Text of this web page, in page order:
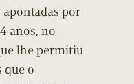
apontadas por
anos, no
lhe permitiu
que o